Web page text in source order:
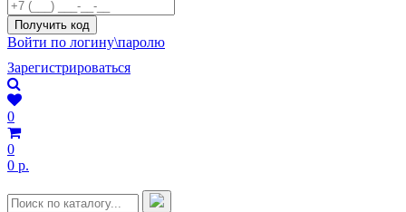
Войти по логину\паролю
Зарегистрироваться
0
0
0 р.